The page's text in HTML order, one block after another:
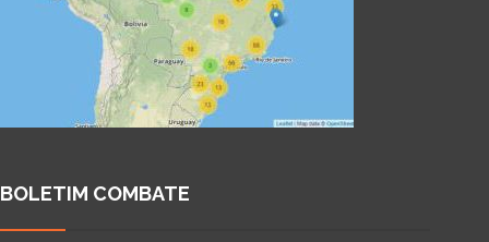
BOLETIM COMBATE